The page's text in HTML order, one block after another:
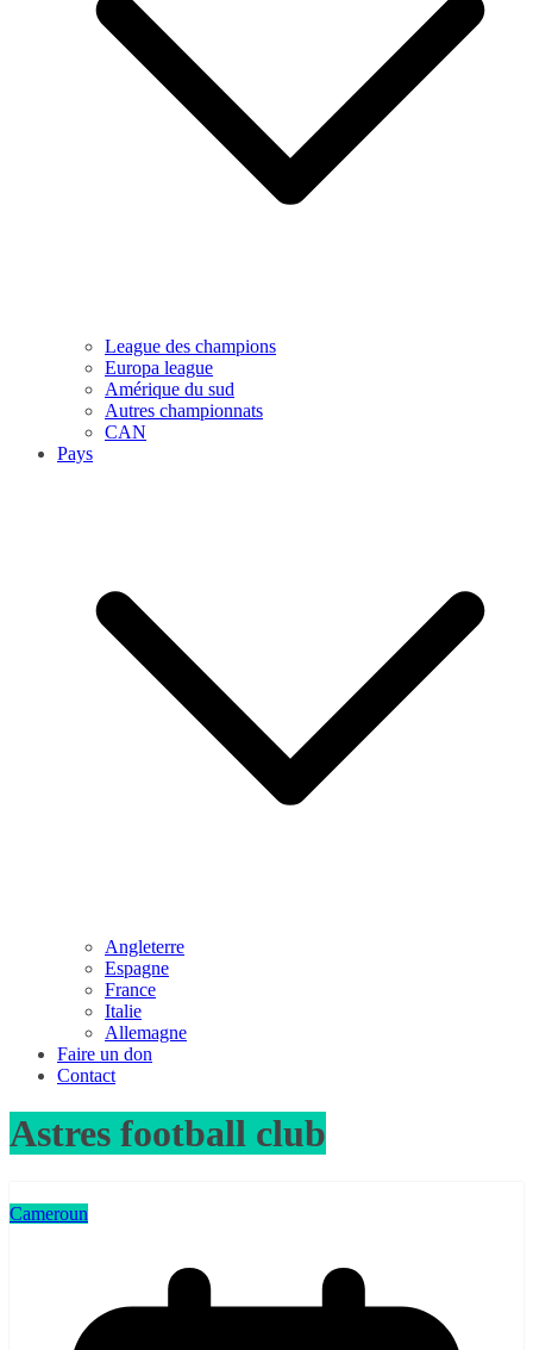
League des champions
Europa league
Amérique du sud
Autres championnats
CAN
Pays
Angleterre
Espagne
France
Italie
Allemagne
Faire un don
Contact
Astres football club
Cameroun